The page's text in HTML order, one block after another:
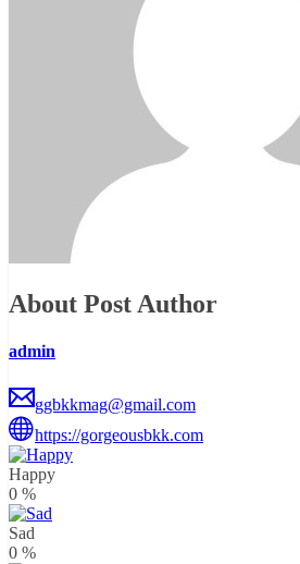
About Post Author
admin
ggbkkmag@gmail.com
https://gorgeousbkk.com
Happy
0 %
Sad
0 %